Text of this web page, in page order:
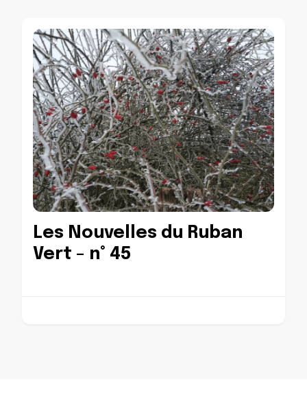
Les Nouvelles du Ruban
Vert – n° 45